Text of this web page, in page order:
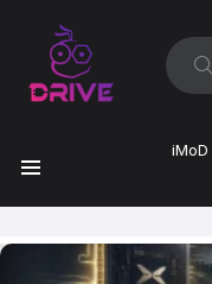
ค้นหา:
iMoD